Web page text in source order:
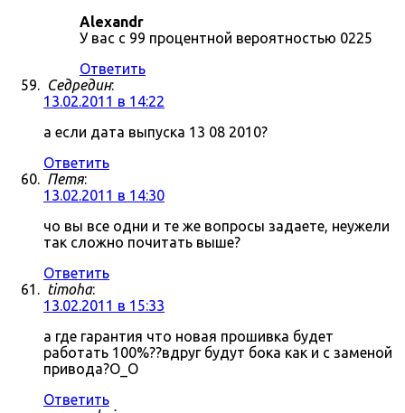
Alexandr
У вас с 99 процентной вероятностью 0225
Ответить
Седредин:
13.02.2011 в 14:22
а если дата выпуска 13 08 2010?
Ответить
Петя:
13.02.2011 в 14:30
чо вы все одни и те же вопросы задаете, неужели
так сложно почитать выше?
Ответить
timoha:
13.02.2011 в 15:33
а где гарантия что новая прошивка будет
работать 100%??вдруг будут бока как и с заменой
привода?О_О
Ответить